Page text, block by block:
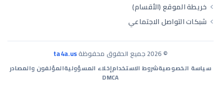
خريطة الموقع (الأقسام)
شبكات التواصل الاجتماعي
©
2026 جميع الحقوق محفوظةta4a.us
سياسة الخصوصيةشروط الاستخدامإخلاء المسؤوليةالمؤلفون والمصادر
DMCA